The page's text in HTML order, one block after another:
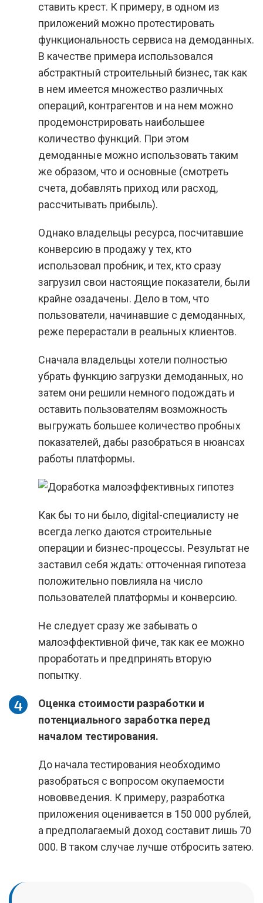
ставить крест. К примеру, в одном из
приложений можно протестировать
функциональность сервиса на демоданных.
В качестве примера использовался
абстрактный строительный бизнес, так как
в нем имеется множество различных
операций, контрагентов и на нем можно
продемонстрировать наибольшее
количество функций. При этом
демоданные можно использовать таким
же образом, что и основные (смотреть
счета, добавлять приход или расход,
рассчитывать прибыль).
Однако владельцы ресурса, посчитавшие
конверсию в продажу у тех, кто
использовал пробник, и тех, кто сразу
загрузил свои настоящие показатели, были
крайне озадачены. Дело в том, что
пользователи, начинавшие с демоданных,
реже перерастали в реальных клиентов.
Сначала владельцы хотели полностью
убрать функцию загрузки демоданных, но
затем они решили немного подождать и
оставить пользователям возможность
выгружать большее количество пробных
показателей, дабы разобраться в нюансах
работы платформы.
Как бы то ни было, digital-специалисту не
всегда легко даются строительные
операции и бизнес-процессы. Результат не
заставил себя ждать: отточенная гипотеза
положительно повлияла на число
пользователей платформы и конверсию.
Не следует сразу же забывать о
малоэффективной фиче, так как ее можно
проработать и предпринять вторую
попытку.
Оценка стоимости разработки и
потенциального заработка перед
началом тестирования.
До начала тестирования необходимо
разобраться с вопросом окупаемости
нововведения. К примеру, разработка
приложения оценивается в 150 000 рублей,
а предполагаемый доход составит лишь 70
000. В таком случае лучше отбросить затею.